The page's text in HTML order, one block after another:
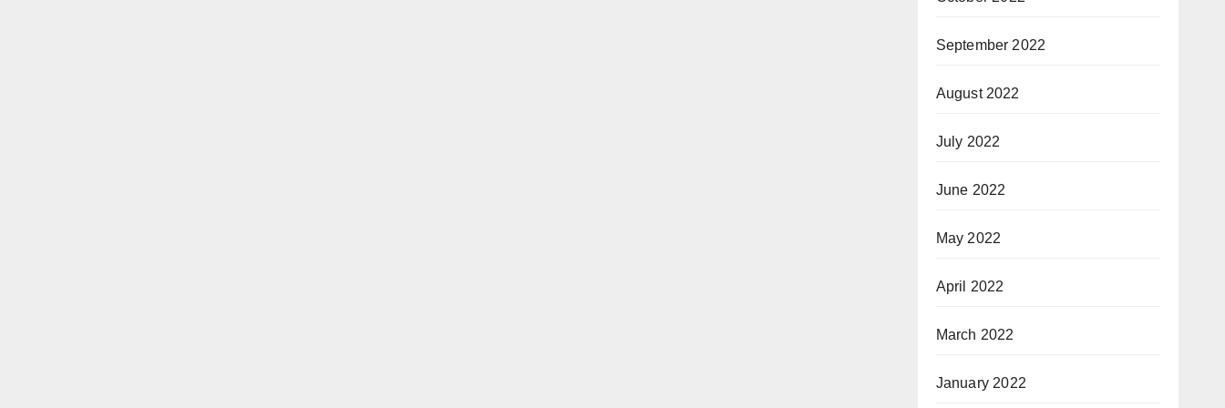
September 2022
August 2022
July 2022
June 2022
May 2022
April 2022
March 2022
January 2022